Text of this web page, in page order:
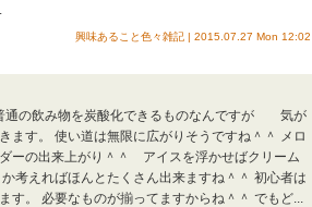
興味あること色々雑記 | 2015.07.27 Mon 12:02
通の飲み物を炭酸化できるものなんですが 気が
ます。 使い道は無限に広がりそうですね＾＾ メロ
ーの出来上がり＾＾ アイスを浮かせばクリーム
考えればほんとたくさん出来ますね＾＾ 初心者は
す。 必要なものが揃ってますからね＾＾ でもど...